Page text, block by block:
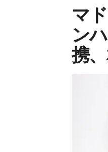
マ
ン
携